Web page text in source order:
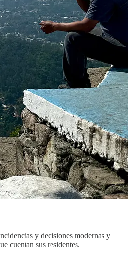
y decisiones modernas y
cuentan sus residentes.